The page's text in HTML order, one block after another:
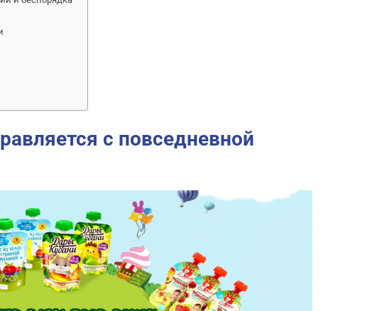
с повседневной